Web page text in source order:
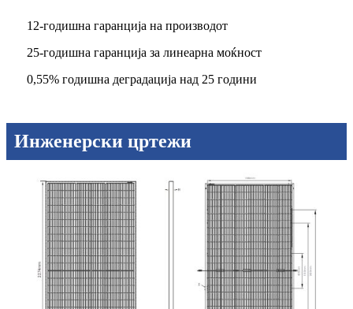
12-годишна гаранција на производот
25-годишна гаранција за линеарна моќност
0,55% годишна деградација над 25 години
Инженерски цртежи